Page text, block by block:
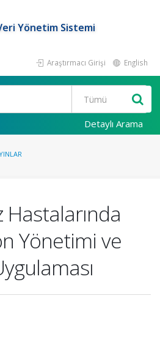
Yönetim Sistemi
Araştırmacı Girişi English
Detaylı Arama
Yönetimi ve